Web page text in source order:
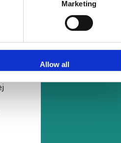
Marketing
Allow all